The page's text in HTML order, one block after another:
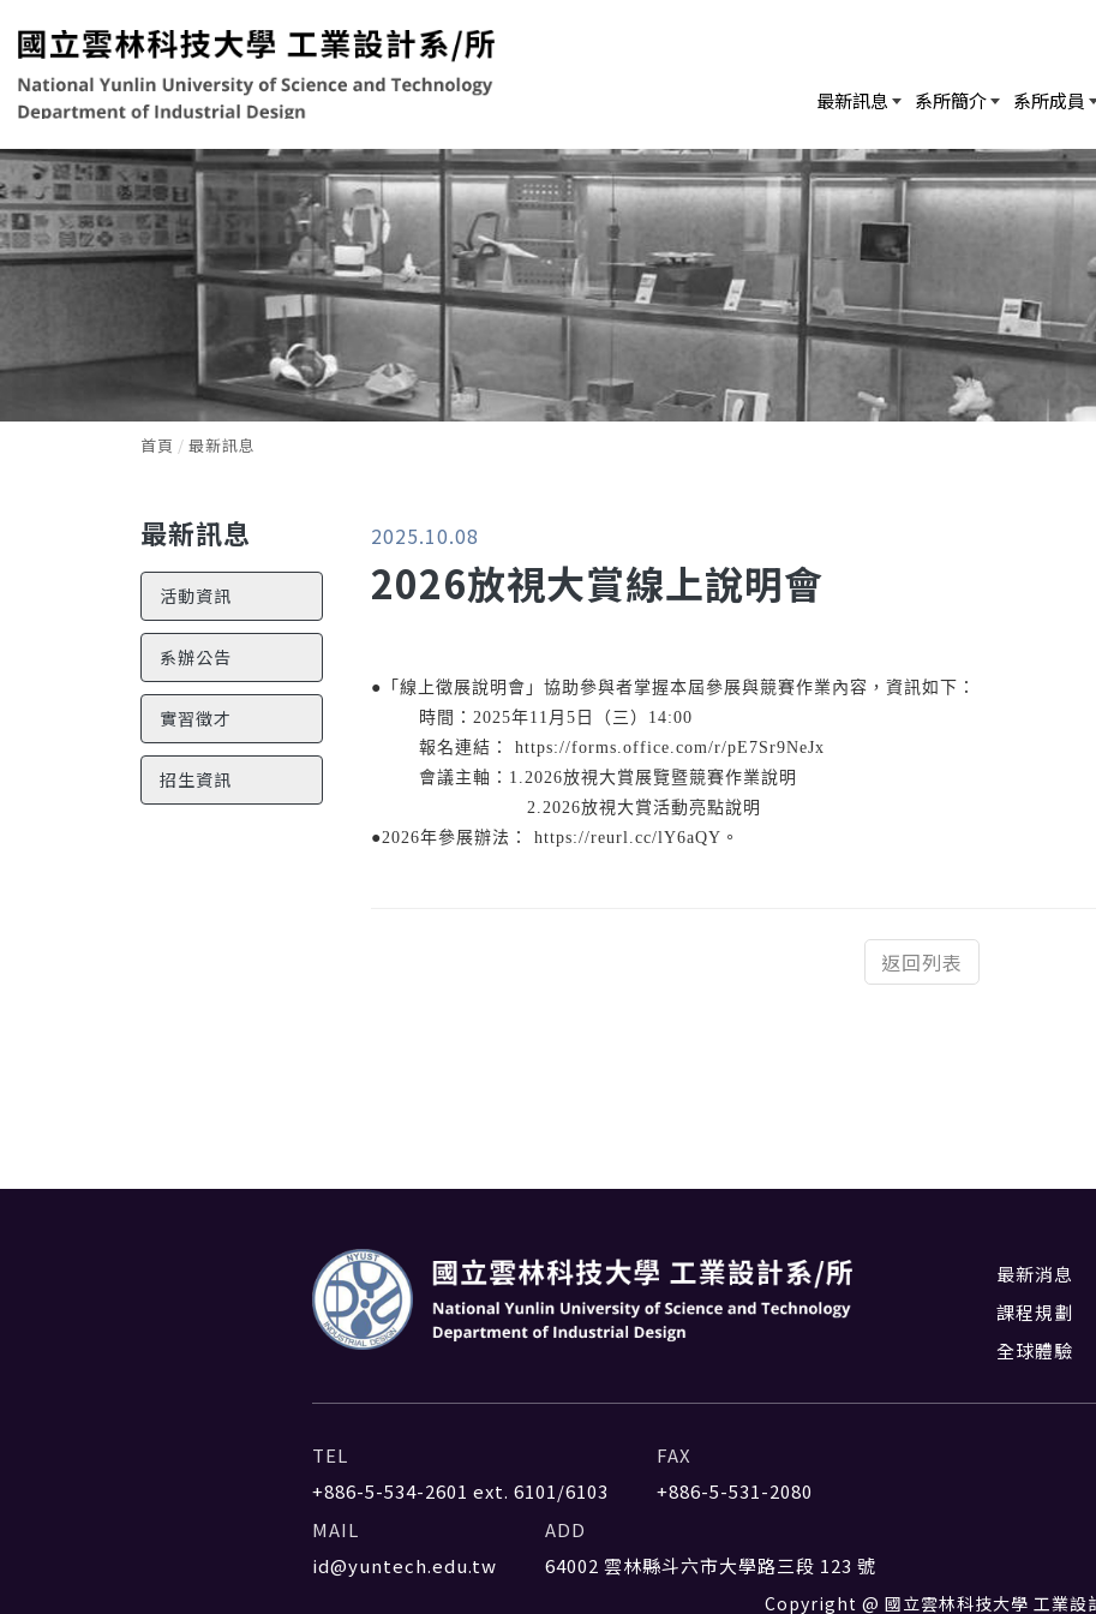
最新訊息 系所簡介 系所成員
首頁 最新訊息
最新訊息
活動資訊
系辦公告
實習徵才
招生資訊
2025.10.08
2026放視大賞線上說明會
●「線上徵展說明會」協助參與者掌握本屆參展與競賽作業內容，資訊如下：
時間：2025年11月5日（三）14:00
報名連結： https://forms.office.com/r/pE7Sr9NeJx
會議主軸： 1.2026放視大賞展覽暨競賽作業說明
2.2026放視大賞活動亮點說明
●2026年參展辦法： https://reurl.cc/lY6aQY。
返回列表
最新消息
課程規劃
全球體驗
TEL
+886-5-534-2601 ext. 6101/6103
FAX
+886-5-531-2080
MAIL
id@yuntech.edu.tw
ADD
64002 雲林縣斗六市大學路三段 123 號
Copyright @ 國立雲林科技大學 工業